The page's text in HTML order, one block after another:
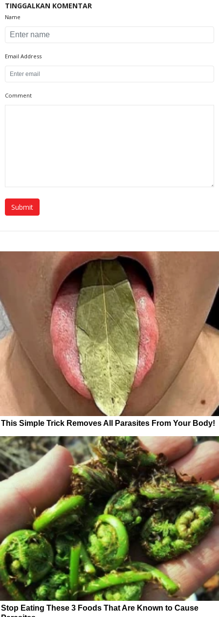
TINGGALKAN KOMENTAR
Name
Email Address
Comment
This Simple Trick Removes All Parasites From Your Body!
Stop Eating These 3 Foods That Are Known to Cause